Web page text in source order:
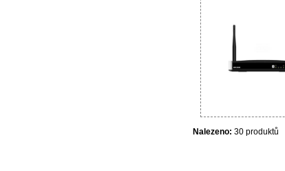
Nalezeno: 30 produktů